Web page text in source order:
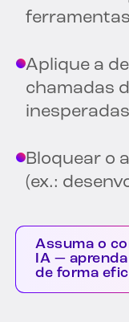
Aplique a
chamadas
Bloquear o
(ex.:
Assuma o
IA —
de forma